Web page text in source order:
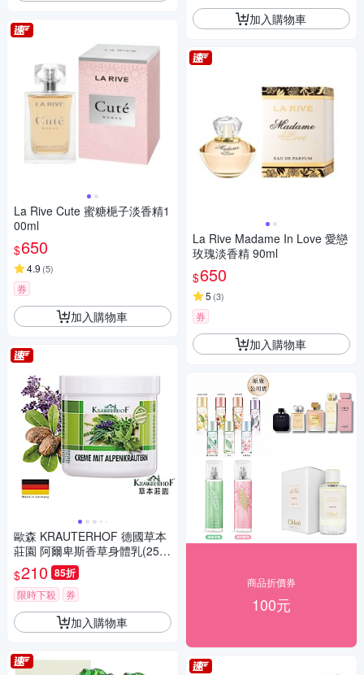
La Rive Cute 蜜糖梔子淡香精1
00ml
$650
4.9 (5)
券
加入購物車
歐森 KRAUTERHOF 德國草本
莊園 阿爾卑斯香草身體乳(250
ml)
$210 85折
限時下殺 券
加入購物車
加入購物車
La Rive Madame In Love 愛戀
玫瑰淡香精 90ml
$650
5 (3)
券
加入購物車
商品折價券
100元